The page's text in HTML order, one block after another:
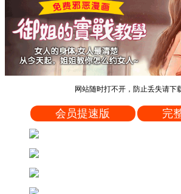
网站随时打不开，防止丢失请下
会员提速版 完